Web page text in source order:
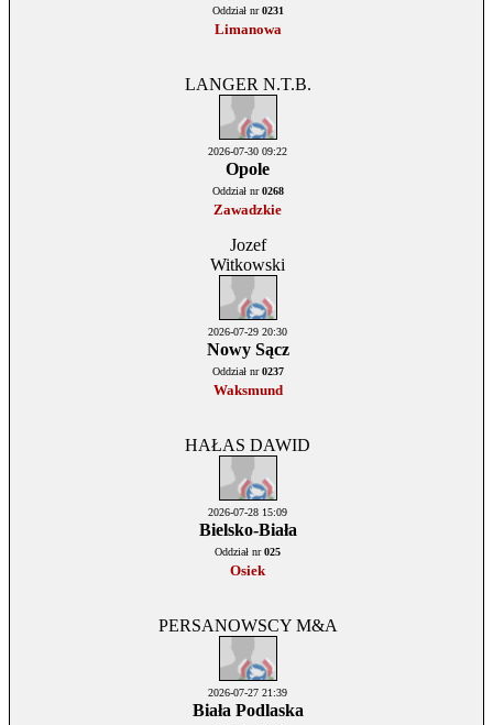
Oddział nr0231
Limanowa
LANGER N.T.B.
2026-07-30 09:22
Opole
Oddział nr0268
Zawadzkie
Jozef
Witkowski
2026-07-29 20:30
Nowy Sącz
Oddział nr0237
Waksmund
HAŁAS DAWID
2026-07-28 15:09
Bielsko-Biała
Oddział nr025
Osiek
PERSANOWSCY M&A
2026-07-27 21:39
Biała Podlaska